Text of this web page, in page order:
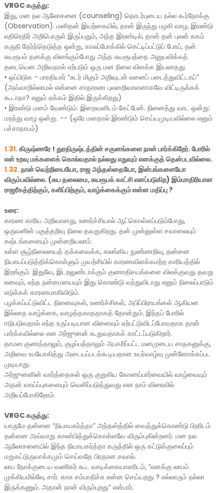
VRGC கருத்து:
இது, மன நல ஆலோசனை (counseling) தொடர்புடைய நல்ல கூர்நோக்கு
(Observation). மனிதன் இயற்கையில், தான் இருந்து பழகி வாழ, இரண்டு
எதிரெதிர் அறிபொருள் இருப்பதும், அந்த இரண்டில், தான் தன் புலன் சுகம்
கருதி தேர்ந்தெடுத்த ஒன்று, காலப்போக்கில் கெட்டிப்பட்டுப் போய், தன்
சுயரூபம் தனக்கு விளங்கும்போது அந்த சுயரூபத்தை அனுபவிக்கத்
தடையென அறிவதால் எற்படும் ஒரு மன நிலை விளக்க இயலாதது.
• ஒப்பிடுக - பாரதியார் “சுடர் மிகும் அறிவுடன் எனைப் படைத்துவிட்டாய்”
(அவ்வாறில்லாமல் என்னை சாதாரண புலனறிவாளனாகவே விட்டிருக்கக்
கூடாதா? எனும் ஏக்கம் இதில் இருக்கிறது)
• இரண்டு மனம் வேண்டும். இறைவனிடம் கேட்பேன். நினைத்து வாட ஒன்று:
மறந்து வாழ ஒன்று. -- (ஒரே மனதால் இரண்டும் செய்யமுடியவில்லை எனும்
பச்சாதாபம்)
1.31.கிருஷ்ணரே ! துரதிருஷ்டத்தின் சகுனங்களை நான் பார்க்கிறேர். போரில்
என் உறவு மக்களைக் கொல்வதால் நல்லது எதுவும் எனக்குத் தென்படவில்லை.
1.32.நான் வெற்றியையோ, ராஜ அந்தஸ்தையோ, இன்பங்களையோ
விரும்பவில்லை. (சுய தலைமை, சுயரூபக் காட்சி எனப்படுகிற) இம்மாதிரியான
ராஜரீகத்திற்கும், களிப்பிற்கும், வாழ்க்கைக்கும் என்ன மதிப்பு ?
உரை:
காரண காரிய அறிவானது, உணர்ச்சியால் ஆட்கொள்ளப்படும்போது,
ஒருவனின் பகுத்தறிவு நிலை தவறுகிறது. தன் முன்னுள்ள சவாலையும்
கஷ்டங்களையும் முன்னறியலாம்.
உள்ள சூழ்நிலையைத் தக்கவைக்க, கலங்கிய நுண்ணறிவு, தன்னை
நியாயப்படுத்திக்கொள்ளும் முயற்சியில் காரணவிளக்கமற்ற காரியத்தில்
இறங்கும். இதுவே, இடறலுண்டாக்கும் குணாதிசயங்களை விலக்குவது தவறு
எனவும், எந்த நன்மையையும் இது கொண்டு வந்துவிடாது எனும் நிலைப்பாடும்
எடுக்கக் காரணமாகிவிடும்.
பழக்கப்பட்டுவிட்ட நினைவுகள், உணர்ச்சிகள், அபிப்பிராயங்கள் ஆகியன
இல்லாத வாழ்க்கை, வாழத்தகாததாகத் தோன்றும். இந்தப் போரில்
ஈடுபடுவதால் எந்த உருப்படியான விளைவும் ஏற்பட்டுவிடப்போவதாக தான்
பார்க்கவில்லை என அர்ஜுனன் கூறுவதாகக் காட்டப்படுகிறார்.
தாமஸ குணத்தாலும், குழப்பத்தாலும் அபகரிப்பட்ட மனமுடைய சாதகனுக்கு,
அறிவை உபயோகித்து அடையப்படக்கூடியதான உயர்வாழ்வு முன்னோக்கப்பட
முடியாது.
அர்ஜுனனின் வார்த்தைகள் ஒரு குறுகிய கோணப்பார்வையில் வாழ்வையும்
அதன் வாய்ப்புகளையும் வெளிப்படுத்துவது என நாம் விரைவில்
அறியப்போகிறோம்.
VRGC கருத்து:
யாருமே தன்னை “நியாயகர்த்தா” அந்தஸ்த்தில் வைத்துக்கொண்டு பிறரிடம்
தன்னை அவ்வாறு காண்பித்துக்கொள்ளவே விரும்புகின்றனர். மன நல
ஆலோசனையில் இந்த நியாயகர்த்தா கருத்தில் ஒரு கட்டுக்குலைப்பும்
மறுகட்டுருவாக்கமும் செய்வதே பிரதான சவால்.
லாப நோக்குடைய வணிகர் கூட வாடிக்கையாளரிடம், “எனக்கு லாபம்
முக்கியமில்லே, சார். காசு சம்பாதிச்சு என்ன செய்யறது ? எல்லாரும் நல்லா
இருக்கணும். அதான் நான் விரும்புறது” என்பார்.